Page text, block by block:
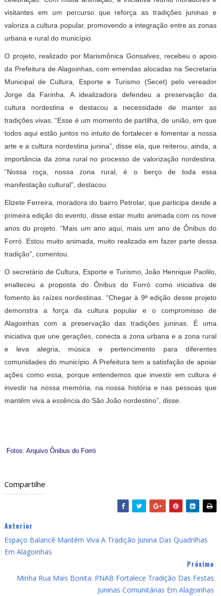
visitantes em um percurso que reforça as tradições juninas e
valoriza a cultura popular, promovendo a integração entre as zonas
urbana e rural do município.
O projeto, realizado por Marismônica Gonsalves, recebeu o apoio
da Prefeitura de Alagoinhas, com emendas alocadas na Secretaria
Municipal de Cultura, Esporte e Turismo (Secet) pelo vereador
Jorge da Farinha. A idealizadora defendeu a preservação da
cultura nordestina e destacou a necessidade de manter as
tradições vivas. “Esse é um momento de partilha, de união, em que
todos aqui estão juntos no intuito de fortalecer e fomentar a nossa
arte e a cultura nordestina junina”, disse ela, que reiterou, ainda, a
importância da zona rural no processo de valorização nordestina.
“Nossa roça, nossa zona rural, é o berço de toda essa
manifestação cultural”, destacou.
Elizete Ferreira, moradora do bairro Petrolar, que participa desde a
primeira edição do evento, disse estar muito animada com os nove
anos do projeto. “Mais um ano aqui, mais um ano de Ônibus do
Forró. Estou muito animada, muito realizada em fazer parte dessa
tradição”, comentou.
O secretário de Cultura, Esporte e Turismo, João Henrique Paolilo,
enalteceu a proposta do Ônibus do Forró como iniciativa de
fomento às raízes nordestinas. “Chegar à 9ª edição desse projeto
demonstra a força da cultura popular e o compromisso de
Alagoinhas com a preservação das tradições juninas. É uma
iniciativa que une gerações, conecta a zona urbana e a zona rural
e leva alegria, música e pertencimento para diferentes
comunidades do município. A Prefeitura tem a satisfação de apoiar
ações como essa, porque entendemos que investir em cultura é
investir na nossa memória, na nossa história e nas pessoas que
mantêm viva a essência do São João nordestino”, disse.
Fotos: Arquivo Ônibus do Forró
Compartilhe
Anterior
Espaço Balancê Mantém Viva A Tradição Junina Das Quadrilhas
Em Alagoinhas
Próximo
Minha Rua Mais Bonita: PNAB Fortalece Tradição Das Festas
Juninas Comunitárias Em Alagoinhas